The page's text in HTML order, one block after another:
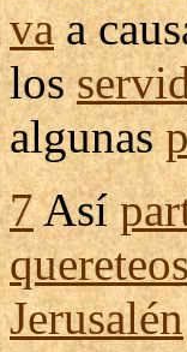
vaa
los
algunas
7Así
Jerusalén